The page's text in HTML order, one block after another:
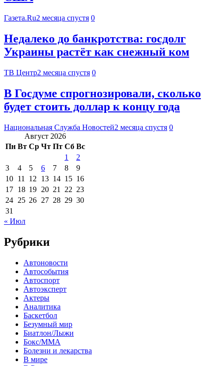
Газета.Ru2 месяца спустя 0
Недалеко до банкротства: госдолг
Украины растёт как снежный ком
ТВ Центр2 месяца спустя 0
В Госдуме спрогнозировали, сколько
будет стоить доллар к концу года
Национальная Служба Новостей2 месяца спустя 0
Август 2026
Пн Вт Ср Чт Пт Сб Вс
1
2
3
4 5 6 7 8
9
10 11 12 13 14 15 16
17 18 19 20 21 22 23
24 25 26 27 28 29 30
31
« Июл
Рубрики
Автоновости
Автособытия
Автоспорт
Автоэксперт
Актеры
Аналитика
Баскетбол
Безумный мир
Биатлон/Лыжи
Бокс/MMA
Болезни и лекарства
В мире